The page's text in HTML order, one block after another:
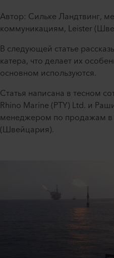
Автор: Сильке Ландтвинг,
коммуникациям, Leister
В следующей статье
катера, что делает их
основном используются.
Статья написана в тесном
Rhino Marine (PTY) Ltd. и
менеджером по продажам
(Швейцария).